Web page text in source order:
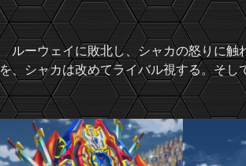
ルーウェイに敗北し、シャカの怒りに触
を、シャカは改めてライバル視する。そし